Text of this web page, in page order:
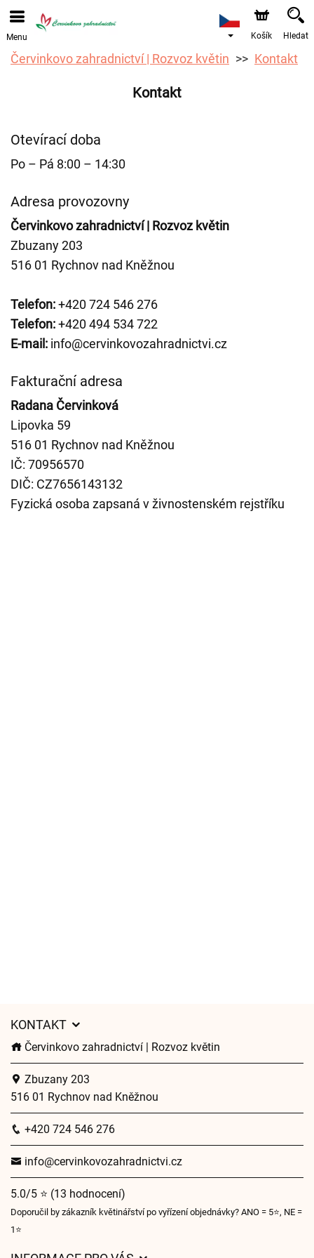
Objednávky přes e-shop přijímáme. Nejbližší možné
doručení je od 12.8.2026 z důvodu dovolené.
Menu Košík Hledat
Červinkovo zahradnictví | Rozvoz květin Kontakt
Kontakt
Otevírací doba
Po – Pá 8:00 – 14:30
Adresa provozovny
Červinkovo zahradnictví | Rozvoz květin
Zbuzany 203
516 01 Rychnov nad Kněžnou
Telefon:+420 724 546 276
Telefon:+420 494 534 722
E-mail: info@cervinkovozahradnictvi.cz
Fakturační adresa
Radana Červinková
Lipovka 59
516 01 Rychnov nad Kněžnou
IČ: 70956570
DIČ: CZ7656143132
Fyzická osoba zapsaná v živnostenském rejstříku
KONTAKT
Červinkovo zahradnictví | Rozvoz květin
Zbuzany 203
516 01 Rychnov nad Kněžnou
+420 724 546 276
info@cervinkovozahradnictvi.cz
5.0/5 ⭐ (13 hodnocení)
Doporučil by zákazník květinářství po vyřízení objednávky? ANO = 5⭐, NE =
1⭐